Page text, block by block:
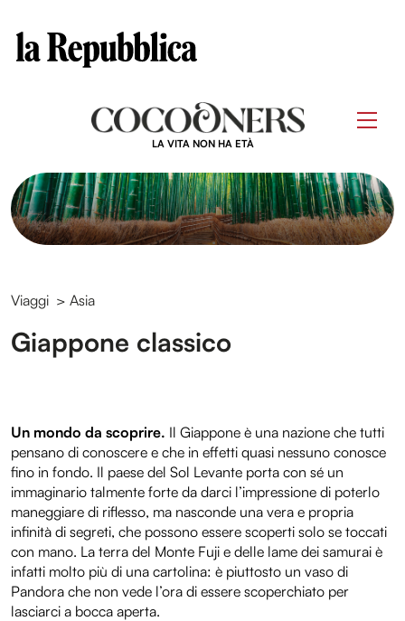
LA VITA NON HA ETÀ
Viaggi > Asia
Giappone classico
Un mondo da scoprire. Il Giappone è una nazione che tutti
pensano di conoscere e che in effetti quasi nessuno conosce
fino in fondo. Il paese del Sol Levante porta con sé un
immaginario talmente forte da darci l’impressione di poterlo
maneggiare di riflesso, ma nasconde una vera e propria
infinità di segreti, che possono essere scoperti solo se toccati
con mano. La terra del Monte Fuji e delle lame dei samurai è
infatti molto più di una cartolina: è piuttosto un vaso di
Pandora che non vede l’ora di essere scoperchiato per
lasciarci a bocca aperta.